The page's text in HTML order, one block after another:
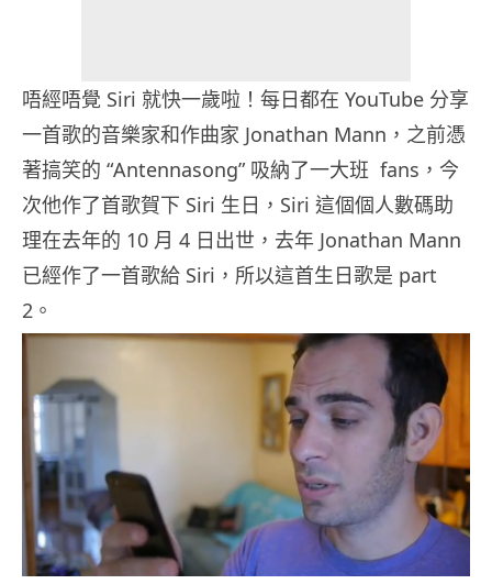
唔經唔覺 Siri 就快一歲啦！每日都在 YouTube 分享
一首歌的音樂家和作曲家 Jonathan Mann，之前憑
著搞笑的 “Antennasong” 吸納了一大班 fans，今
次他作了首歌賀下 Siri 生日，Siri 這個個人數碼助
理在去年的 10 月 4 日出世，去年 Jonathan Mann
已經作了一首歌給 Siri，所以這首生日歌是 part
2。